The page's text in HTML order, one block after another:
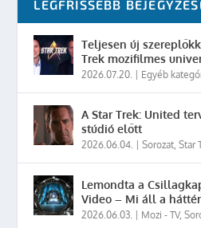
LEGFRISSEBB
Teljesen új
Trek mozifilmes
2026.07.20. | Egyéb
A Star Trek: United
stúdió előtt
2026.06.04. |Sorozat ,Star
Lemondta a
Video – Mi áll a
2026.06.03. | Mozi - TV,